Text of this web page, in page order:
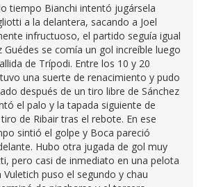
tiempo Bianchi intentó jugársela
a la delantera, sacando a Joel
infructuoso, el partido seguía igual
Guédes se comía un gol increíble luego
de Trípodi. Entre los 10 y 20
una suerte de renacimiento y pudo
después de un tiro libre de Sánchez
el palo y la tapada siguiente de
de Ribair tras el rebote. En ese
sintió el golpe y Boca pareció
Hubo otra jugada de gol muy
pero casi de inmediato en una pelota
Vuletich puso el segundo y chau